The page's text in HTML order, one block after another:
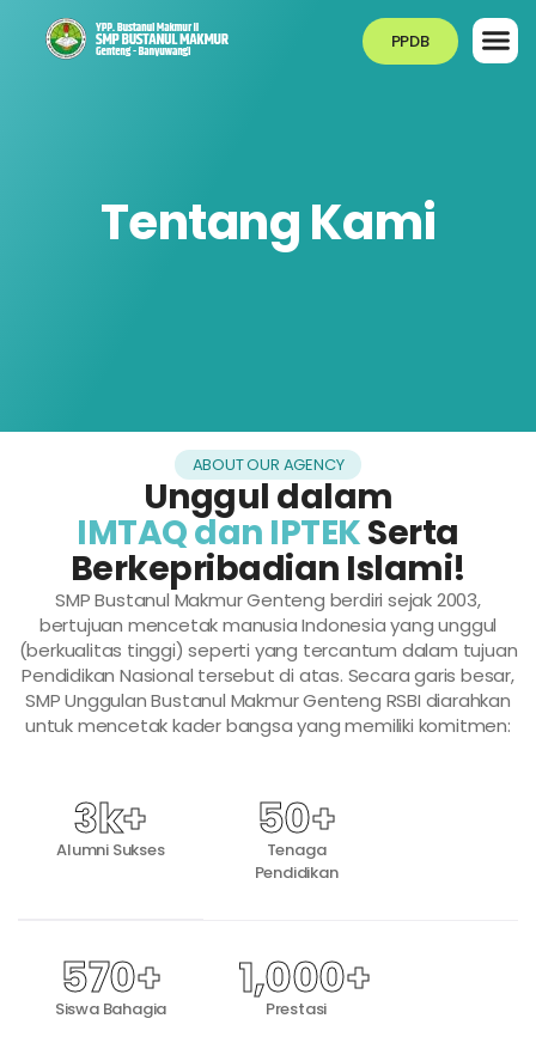
PPDB
Tentang Kami
ABOUT OUR AGENCY
Unggul dalam
IMTAQ dan IPTEKSerta
Berkepribadian Islami!
SMP Bustanul Makmur Genteng berdiri sejak 2003,
bertujuan mencetak manusia Indonesia yang unggul
(berkualitas tinggi) seperti yang tercantum dalam tujuan
Pendidikan Nasional tersebut di atas. Secara garis besar,
SMP Unggulan Bustanul Makmur Genteng RSBI diarahkan
untuk mencetak kader bangsa yang memiliki komitmen:
3k+
Alumni Sukses
50+
Tenaga
Pendidikan
570+
Siswa Bahagia
1,000+
Prestasi